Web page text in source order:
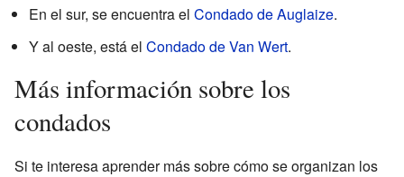
En el sur, se encuentra el Condado de Auglaize.
Y al oeste, está el Condado de Van Wert.
Más información sobre los
condados
Si te interesa aprender más sobre cómo se organizan los